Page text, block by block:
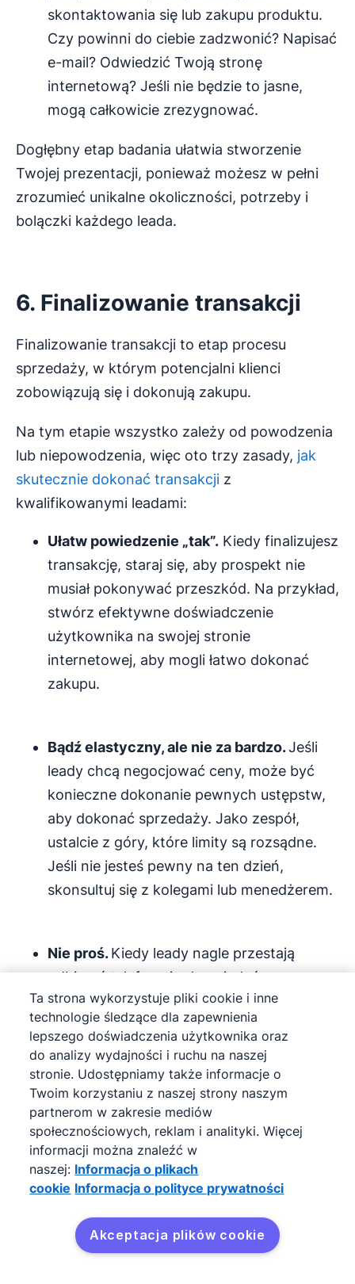
skontaktowania się lub zakupu produktu.
Czy powinni do ciebie zadzwonić? Napisać
e-mail? Odwiedzić Twoją stronę
internetową? Jeśli nie będzie to jasne,
mogą całkowicie zrezygnować.
Dogłębny etap badania ułatwia stworzenie
Twojej prezentacji, ponieważ możesz w pełni
zrozumieć unikalne okoliczności, potrzeby i
bolączki każdego leada.
6. Finalizowanie transakcji
Finalizowanie transakcji to etap procesu
sprzedaży, w którym potencjalni klienci
zobowiązują się i dokonują zakupu.
Na tym etapie wszystko zależy od powodzenia
lub niepowodzenia, więc oto trzy zasady, jak
skutecznie dokonać transakcji z
kwalifikowanymi leadami:
Ułatw powiedzenie „tak”. Kiedy finalizujesz
transakcję, staraj się, aby prospekt nie
musiał pokonywać przeszkód. Na przykład,
stwórz efektywne doświadczenie
użytkownika na swojej stronie
internetowej, aby mogli łatwo dokonać
zakupu.
Bądź elastyczny, ale nie za bardzo.Jeśli
leady chcą negocjować ceny, może być
konieczne dokonanie pewnych ustępstw,
aby dokonać sprzedaży. Jako zespół,
ustalcie z góry, które limity są rozsądne.
Jeśli nie jesteś pewny na ten dzień,
skonsultuj się z kolegami lub menedżerem.
Nie proś.Kiedy leady nagle przestają
odbierać telefony i odpowiadać na
wiadomości, wyślij kilka follow-upów, a
następnie ostateczną wiadomość e-mail, w
której wyjaśnisz, że zdajesz sobie sprawę,
że to nie jest dobry czas. Powiedz im, aby
skontaktowali się, gdy będą gotowi, i
zaplanuj follow-up dla sieie za kilka
miesięcy.
Jeśli chcesz finalizować więcej transakcji,
obiekcję i zrozumieć, jak wygląda wynik
wygrana-wygrana.
Ta strona wykorzystuje pliki cookie i inne
technologie śledzące dla zapewnienia
lepszego doświadczenia użytkownika oraz
do analizy wydajności i ruchu na naszej
stronie. Udostępniamy także informacje o
Twoim korzystaniu z naszej strony naszym
partnerom w zakresie mediów
społecznościowych, reklam i analityki. Więcej
informacji można znaleźć w
naszej: Informacja o plikach
cookie Informacja o polityce prywatności
Akceptacja plików cookie